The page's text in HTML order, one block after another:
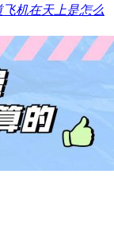
机在天上是怎么